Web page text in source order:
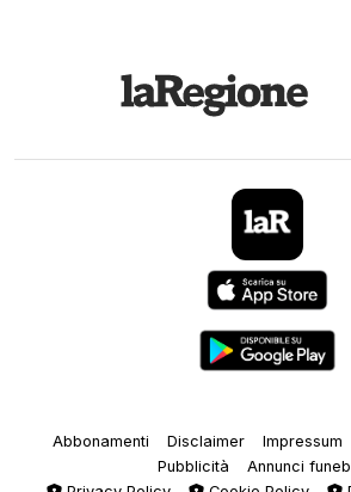
Abbonamenti Disclaimer Impressum
Pubblicità
Annunci